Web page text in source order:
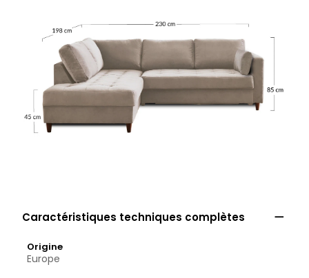
Caractéristiques techniques complètes 
Origine
Europe